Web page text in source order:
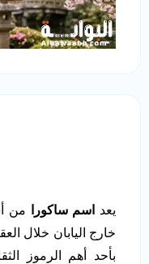
يعد اسم ساكورا
من
خارج اليابان خلال
بأحد أهم الرموز